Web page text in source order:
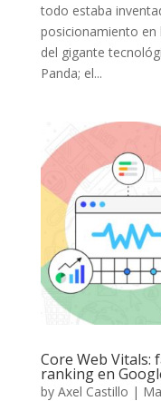
todo estaba
posicionamiento en
del gigante
Panda; el...
Core Web Vitals:
ranking en
by Axel Castillo |